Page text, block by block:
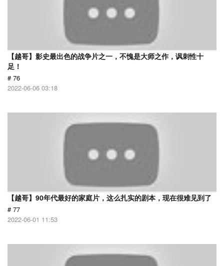
【越哥】影史最出色的战争片之一，不愧是大师之作，讽刺性十
足！
# 76
2022-06-06 03:18
【越哥】90年代最好的家庭片，这么扎实的剧本，现在很难见到了
# 77
2022-06-01 11:53